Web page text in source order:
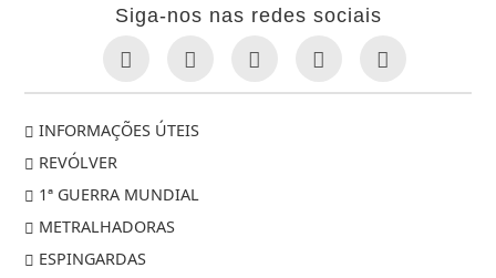
Siga-nos nas redes sociais
INFORMAÇÕES ÚTEIS
REVÓLVER
1ª GUERRA MUNDIAL
METRALHADORAS
ESPINGARDAS